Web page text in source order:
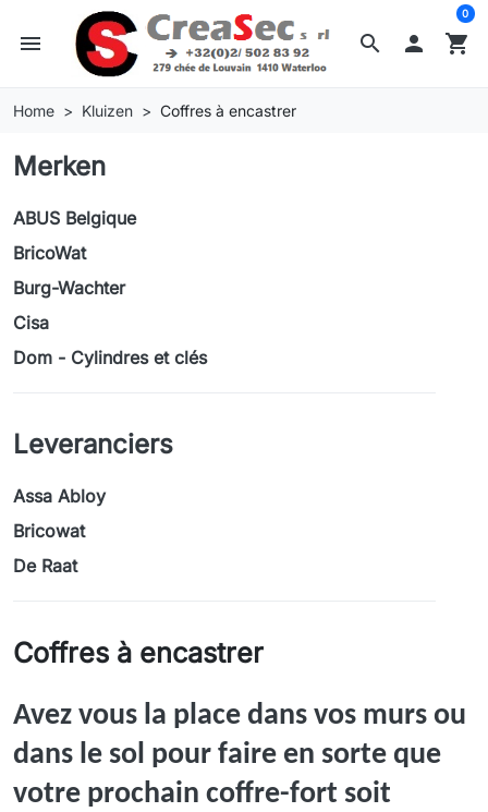
search
menu  shopping_cart
0
Home Kluizen Coffres à encastrer
Merken
ABUS Belgique
BricoWat
Burg-Wachter
Cisa
Dom - Cylindres et clés
Leveranciers
Assa Abloy
Bricowat
De Raat
Coffres à encastrer
Avez vous la place dans vos murs ou
dans le sol pour faire en sorte que
votre prochain coffre-fort soit